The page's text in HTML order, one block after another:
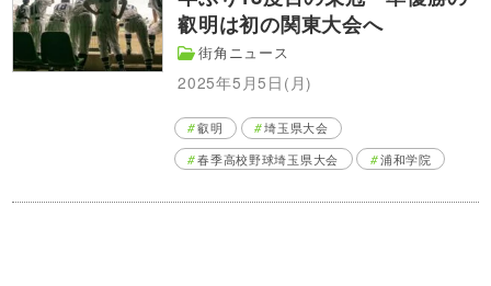
叡明は初の関東大会へ
街角ニュース
2025年5月5日(月)
叡明
埼玉県大会
春季高校野球埼玉県大会
浦和学院